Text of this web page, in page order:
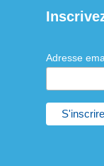
Adresse